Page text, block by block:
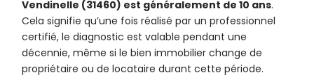
Vendinelle (31460) est généralement de 10 ans.
Cela signifie qu’une fois réalisé par un professionnel
certifié, le diagnostic est valable pendant une
décennie, même si le bien immobilier change de
propriétaire ou de locataire durant cette période.